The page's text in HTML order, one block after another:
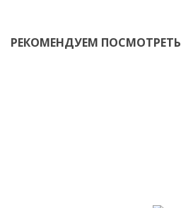
РЕКОМЕНДУЕМ ПОСМОТРЕТЬ